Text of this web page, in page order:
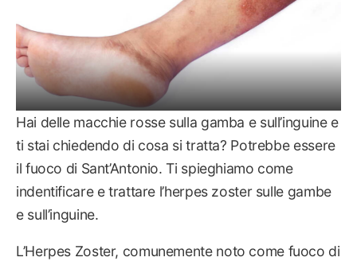
Hai delle macchie rosse sulla gamba e sull’inguine e
ti stai chiedendo di cosa si tratta? Potrebbe essere
il fuoco di Sant’Antonio. Ti spieghiamo come
indentificare e trattare l’herpes zoster sulle gambe
e sull’inguine.
L’Herpes Zoster, comunemente noto come fuoco di